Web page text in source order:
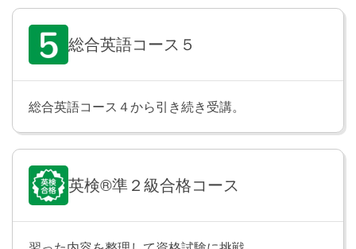
現在進行形の文を学習します。「彼女は今、昼寝をし
ています」のように、今まさにしていることや、起き
ていることについて話したり、たずねたりできるよう
過去進行形と未来進行形の文を学習します。「私が帰
総合英語コース５
総合英語コース４から引き続き受講。
英検®準２級合格コース